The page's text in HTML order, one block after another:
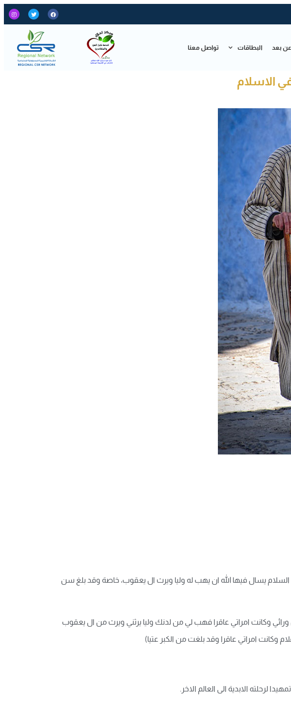
عن بعد البطاقات تواصل معنا
الاسلام
يسال فيها الله ان يهب له وليا ويرث ال يعقوب، خاصة وقد بلغ سن
وكانت امراتي عاقرا فهب لي من لدنك وليا يرثني ويرث من ال يعقوب
وكانت امراتي عاقرا وقد بلغت من الكبر عتيا)
لرحلته الابدية الى العالم الاخر.